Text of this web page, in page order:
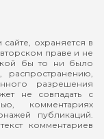
охраняется в
праве и не
бы то ни было
разрешения
не совпадать с
комментариях
публикаций.
комментариев